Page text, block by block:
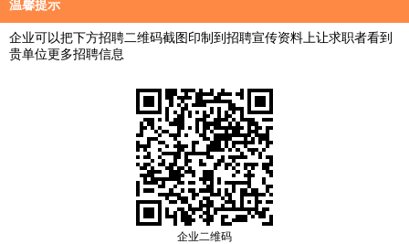
温馨提示
企业可以把下方招聘二维码截图印制到招聘宣传资料上让求职者看到
贵单位更多招聘信息
企业二维码